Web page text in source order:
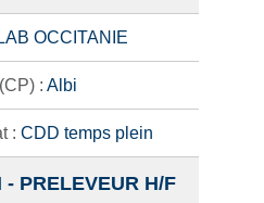
OCCITANIE
Albi
CDD temps plein
- PRELEVEUR H/F